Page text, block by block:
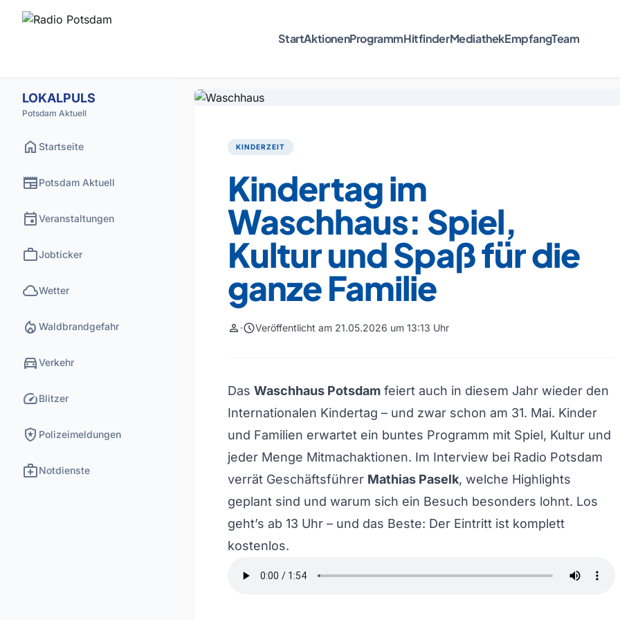
StartAktionenProgrammHitfinderMediathekEmpfangTeam
LOKALPULS
Potsdam Aktuell
home Startseite
newspaperPotsdam Aktuell
eventVeranstaltungen
workJobticker
cloudWetter
local_fire_department Waldbrandgefahr
directions_carVerkehr
speedBlitzer
local_police Polizeimeldungen
medical_servicesNotdienste
KINDERZEIT
Kindertag im
Waschhaus: Spiel,
Kultur und Spaß für die
ganze Familie
person scheduleVeröffentlicht am 21.05.2026 um 13:13 Uhr
Das Waschhaus Potsdam feiert auch in diesem Jahr wieder den
Internationalen Kindertag – und zwar schon am 31. Mai. Kinder
und Familien erwartet ein buntes Programm mit Spiel, Kultur und
jeder Menge Mitmachaktionen. Im Interview bei Radio Potsdam
verrät Geschäftsführer Mathias Paselk, welche Highlights
geplant sind und warum sich ein Besuch besonders lohnt. Los
geht’s ab 13 Uhr – und das Beste: Der Eintritt ist komplett
kostenlos.